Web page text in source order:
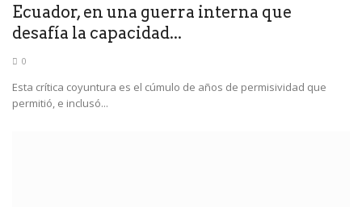
Ecuador, en una guerra interna que
desafía la capacidad...
0
Esta crítica coyuntura es el cúmulo de años de permisividad que
permitió, e inclusó...